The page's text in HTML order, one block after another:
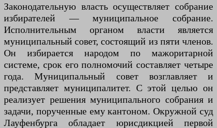
Законодательную власть осуществляет собрание
избирателей — муниципальное собрание.
Исполнительным органом власти является
муниципальный совет, состоящий из пяти членов.
Он избирается народом по мажоритарной
системе, срок его полномочий составляет четыре
года. Муниципальный совет возглавляет и
представляет муниципалитет. С этой целью он
реализует решения муниципального собрания и
задачи, порученные ему кантоном. Окружной суд
Лауфенбурга обладает юрисдикцией первой